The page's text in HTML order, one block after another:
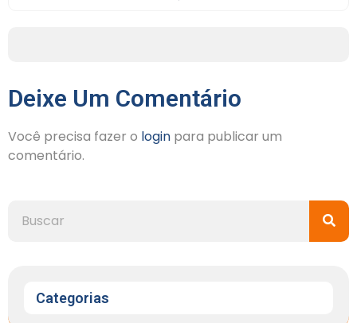
Deixe Um Comentário
Você precisa fazer o login para publicar um
comentário.
Categorias